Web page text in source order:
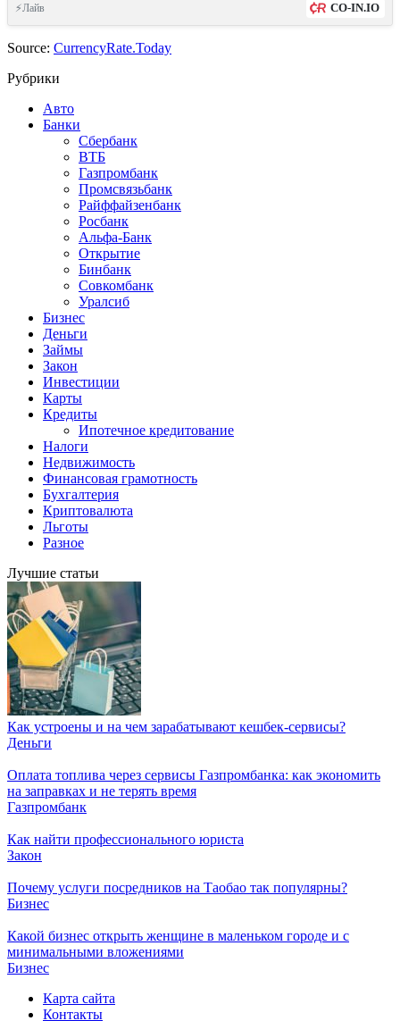
⚡Лайв CO-IN.IO
Source: CurrencyRate.Today
Рубрики
Авто
Банки
Сбербанк
ВТБ
Газпромбанк
Промсвязьбанк
Райффайзенбанк
Росбанк
Альфа-Банк
Открытие
Бинбанк
Совкомбанк
Уралсиб
Бизнес
Деньги
Займы
Закон
Инвестиции
Карты
Кредиты
Ипотечное кредитование
Налоги
Недвижимость
Финансовая грамотность
Бухгалтерия
Криптовалюта
Льготы
Разное
Лучшие статьи
Как устроены и на чем зарабатывают кешбек-сервисы?
Деньги
Оплата топлива через сервисы Газпромбанка: как экономить
на заправках и не терять время
Газпромбанк
Как найти профессионального юриста
Закон
Почему услуги посредников на Таобао так популярны?
Бизнес
Какой бизнес открыть женщине в маленьком городе и с
минимальными вложениями
Бизнес
Карта сайта
Контакты